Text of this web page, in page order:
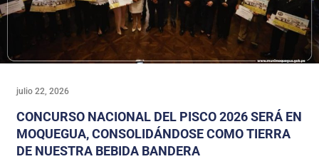
julio 22, 2026
CONCURSO NACIONAL DEL PISCO 2026 SERÁ EN
MOQUEGUA, CONSOLIDÁNDOSE COMO TIERRA
DE NUESTRA BEBIDA BANDERA